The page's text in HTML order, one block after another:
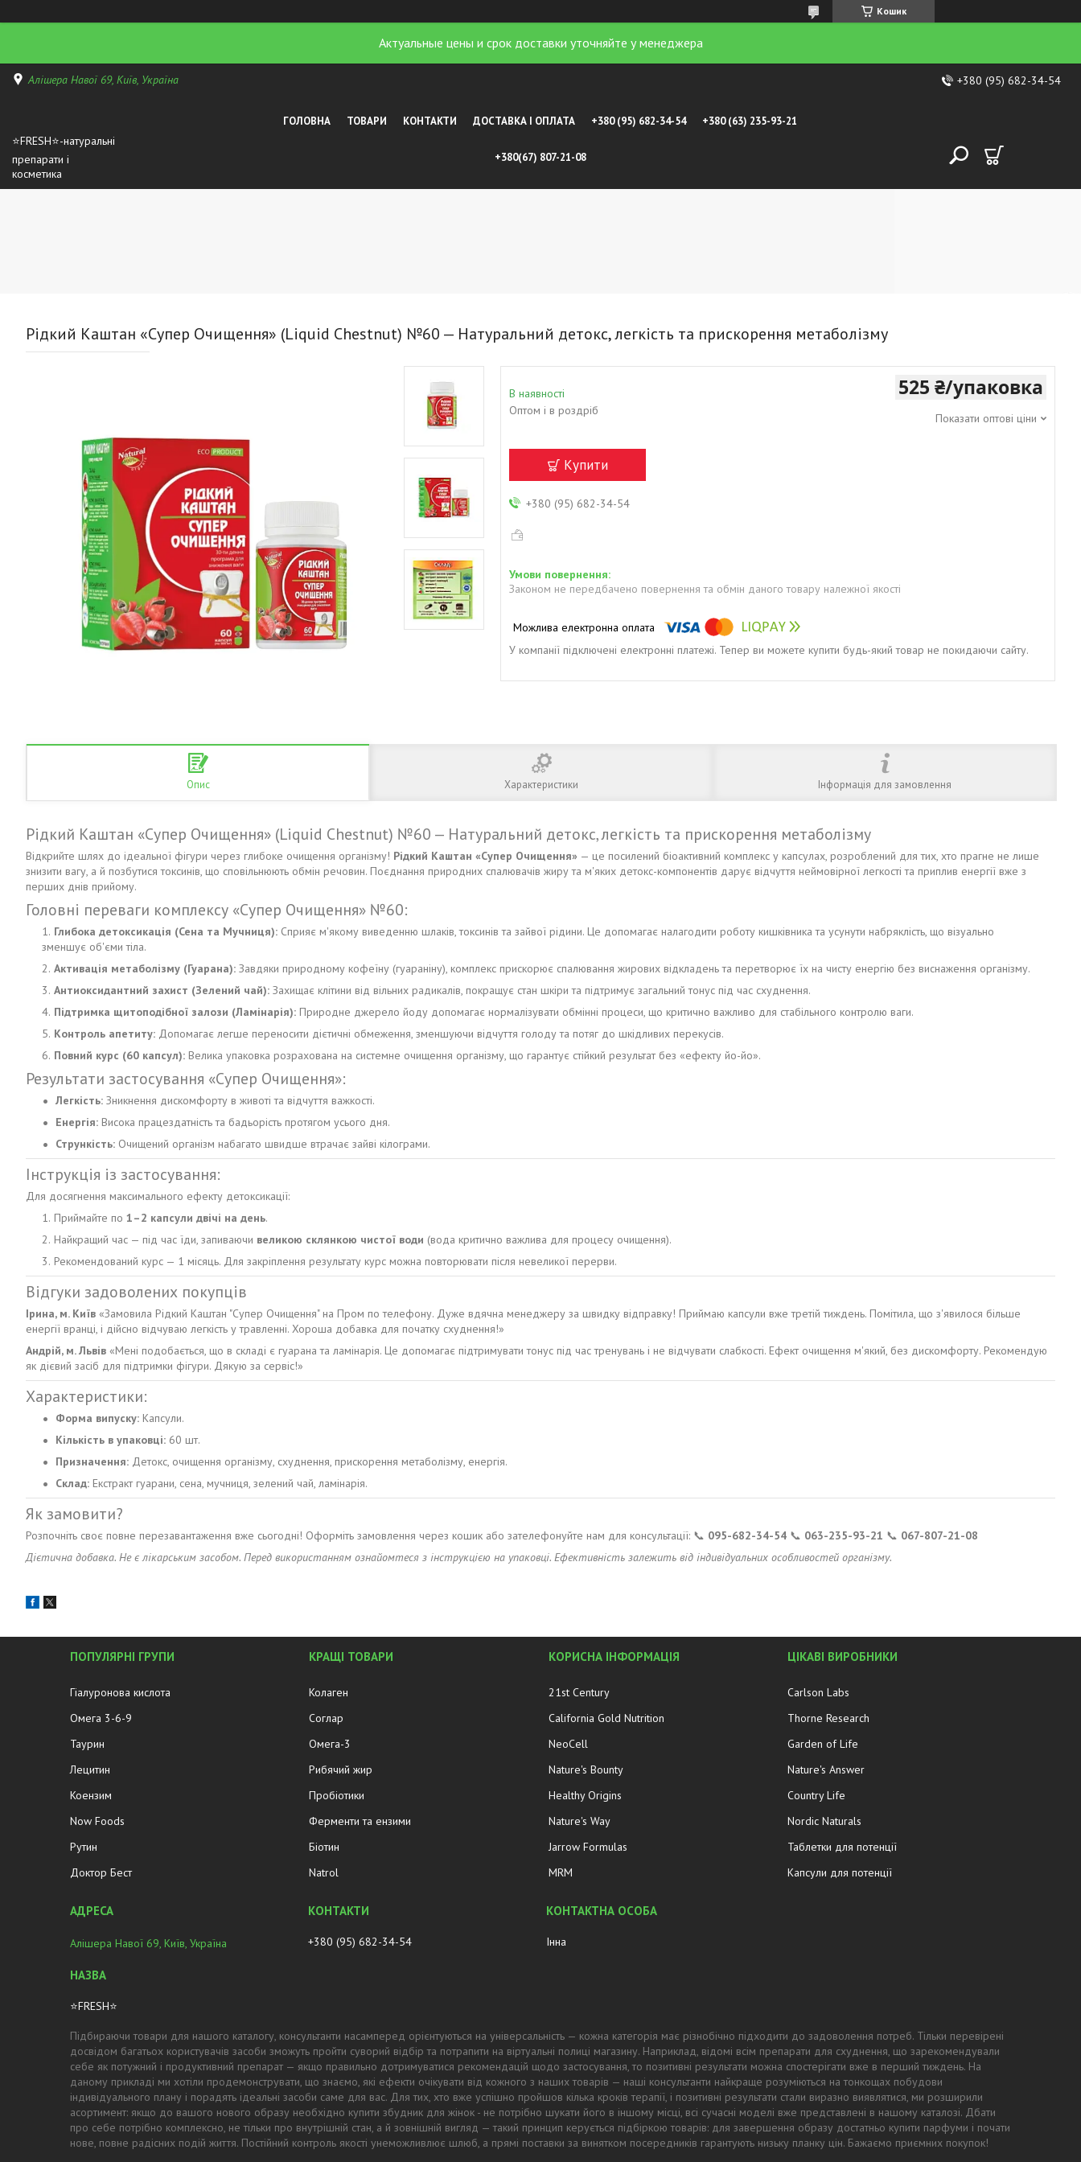
Кошик
Актуальные цены и срок доставки уточняйте у менеджера
Алішера Навої 69, Київ, Україна +380 (95) 682-34-54
⭐FRESH⭐-натуральні
препарати і
косметика
ГОЛОВНА ТОВАРИ КОНТАКТИ ДОСТАВКА І ОПЛАТА +380 (95) 682-34-54 +380 (63) 235-93-21
+380(67) 807-21-08
Рідкий Каштан «Супер Очищення» (Liquid Chestnut) №60 — Натуральний детокс, легкість та прискорення метаболізму
В наявності
Оптом і в роздріб
525 ₴/упаковка
Показати оптові ціни
Купити
+380 (95) 682-34-54
Законом не передбачено повернення та обмін даного товару належної якості
У компанії підключені електронні платежі. Тепер ви можете купити будь-який товар не покидаючи сайту.
Опис Характеристики Інформація для замовлення
Рідкий Каштан «Супер Очищення» (Liquid Chestnut) №60 — Натуральний детокс, легкість та прискорення метаболізму
Відкрийте шлях до ідеальної фігури через глибоке очищення організму! Рідкий Каштан «Супер Очищення» — це посилений біоактивний комплекс у капсулах, розроблений для тих, хто прагне не лише
знизити вагу, а й позбутися токсинів, що сповільнюють обмін речовин. Поєднання природних спалювачів жиру та м'яких детокс-компонентів дарує відчуття неймовірної легкості та приплив енергії вже з
перших днів прийому.
Головні переваги комплексу «Супер Очищення» №60:
Глибока детоксикація (Сена та Мучниця): Сприяє м'якому виведенню шлаків, токсинів та зайвої рідини. Це допомагає налагодити роботу кишківника та усунути набряклість, що візуально
зменшує об'єми тіла.
Активація метаболізму (Гуарана): Завдяки природному кофеїну (гуараніну), комплекс прискорює спалювання жирових відкладень та перетворює їх на чисту енергію без виснаження організму.
Антиоксидантний захист (Зелений чай): Захищає клітини від вільних радикалів, покращує стан шкіри та підтримує загальний тонус під час схуднення.
Підтримка щитоподібної залози (Ламінарія): Природне джерело йоду допомагає нормалізувати обмінні процеси, що критично важливо для стабільного контролю ваги.
Контроль апетиту: Допомагає легше переносити дієтичні обмеження, зменшуючи відчуття голоду та потяг до шкідливих перекусів.
Повний курс (60 капсул): Велика упаковка розрахована на системне очищення організму, що гарантує стійкий результат без «ефекту йо-йо».
Результати застосування «Супер Очищення»:
Легкість: Зникнення дискомфорту в животі та відчуття важкості.
Енергія: Висока працездатність та бадьорість протягом усього дня.
Стрункість: Очищений організм набагато швидше втрачає зайві кілограми.
Інструкція із застосування:
Для досягнення максимального ефекту детоксикації:
Приймайте по 1–2 капсули двічі на день.
Найкращий час — під час їди, запиваючи великою склянкою чистої води (вода критично важлива для процесу очищення).
Рекомендований курс — 1 місяць. Для закріплення результату курс можна повторювати після невеликої перерви.
Відгуки задоволених покупців
Ірина, м. Київ «Замовила Рідкий Каштан "Супер Очищення" на Пром по телефону. Дуже вдячна менеджеру за швидку відправку! Приймаю капсули вже третій тиждень. Помітила, що з'явилося більше
енергії вранці, і дійсно відчуваю легкість у травленні. Хороша добавка для початку схуднення!»
Андрій, м. Львів «Мені подобається, що в складі є гуарана та ламінарія. Це допомагає підтримувати тонус під час тренувань і не відчувати слабкості. Ефект очищення м'який, без дискомфорту. Рекомендую
як дієвий засіб для підтримки фігури. Дякую за сервіс!»
Характеристики:
Форма випуску: Капсули.
Кількість в упаковці: 60 шт.
Призначення: Детокс, очищення організму, схуднення, прискорення метаболізму, енергія.
Склад: Екстракт гуарани, сена, мучниця, зелений чай, ламінарія.
Як замовити?
Розпочніть своє повне перезавантаження вже сьогодні! Оформіть замовлення через кошик або зателефонуйте нам для консультації: 📞 095-682-34-54 📞 063-235-93-21 📞 067-807-21-08
Дієтична добавка. Не є лікарським засобом. Перед використанням ознайомтеся з інструкцією на упаковці. Ефективність залежить від індивідуальних особливостей організму.
ПОПУЛЯРНІ ГРУПИ
Гіалуронова кислота
Омега 3-6-9
Таурин
Лецитин
Коензим
Now Foods
Рутин
Доктор Бест
КРАЩІ ТОВАРИ
Колаген
Соглар
Омега-3
Рибячий жир
Пробіотики
Ферменти та ензими
Біотин
Natrol
КОРИСНА ІНФОРМАЦІЯ
21st Century
California Gold Nutrition
NeoCell
Nature's Bounty
Healthy Origins
Nature's Way
Jarrow Formulas
MRM
ЦІКАВІ ВИРОБНИКИ
Carlson Labs
Thorne Research
Garden of Life
Nature's Answer
Country Life
Nordic Naturals
Таблетки для потенції
Капсули для потенції
Алішера Навої 69, Київ, Україна
⭐FRESH⭐
+380 (95) 682-34-54 Інна
Підбираючи товари для нашого каталогу, консультанти насамперед орієнтуються на універсальність — кожна категорія має різнобічно підходити до задоволення потреб. Тільки перевірені
досвідом багатьох користувачів засоби зможуть пройти суворий відбір та потрапити на віртуальні полиці магазину. Наприклад, відомі всім препарати для схуднення, що зарекомендували
себе як потужний і продуктивний препарат — якщо правильно дотримуватися рекомендацій щодо застосування, то позитивні результати можна спостерігати вже в перший тиждень. На
даному прикладі ми хотіли продемонструвати, що знаємо, які ефекти очікувати від кожного з наших товарів — наші консультанти найкраще розуміються на тонкощах побудови
індивідуального плану і порадять ідеальні засоби саме для вас. Для тих, хто вже успішно пройшов кілька кроків терапії, і позитивні результати стали виразно виявлятися, ми розширили
асортимент: якщо до вашого нового образу необхідно купити збудник для жінок - не потрібно шукати його в іншому місці, всі сучасні моделі вже представлені в нашому каталозі. Дбати
про себе потрібно комплексно, не тільки про внутрішній стан, а й зовнішній вигляд — такий принцип керується підбіркою товарів: для завершення образу достатньо купити парфуми і почати
нове, повне радісних подій життя. Постійний контроль якості унеможливлює шлюб, а прямі поставки за винятком посередників гарантують низьку планку цін. Бажаємо приємних покупок!